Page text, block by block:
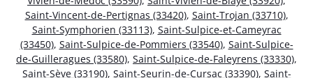
Saint-Vincent-de-Pertignas (33420), Saint-Trojan (33710),
Saint-Symphorien (33113), Saint-Sulpice-et-Cameyrac
(33450), Saint-Sulpice-de-Pommiers (33540), Saint-Sulpice-
de-Guilleragues (33580), Saint-Sulpice-de-Faleyrens (33330),
Saint-Sève (33190), Saint-Seurin-de-Cursac (33390), Saint-